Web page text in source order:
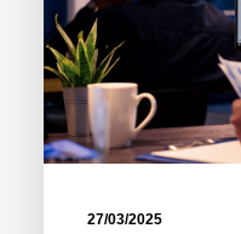
27/03/2025